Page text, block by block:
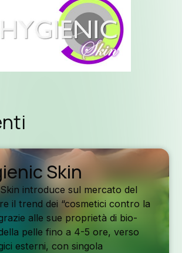
Skin
introduce sul mercato del
il trend dei “cosmetici contro la
alle sue proprietà di bio-
pelle fino a 4-5 ore, verso
esterni, con singola